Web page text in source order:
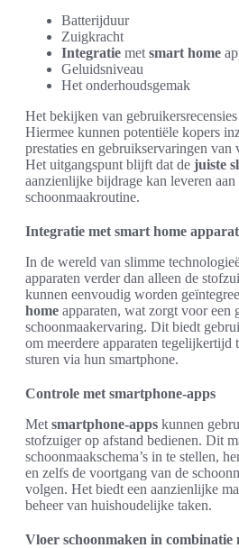
Batterijduur
Zuigkracht
Integratie met smart home
Geluidsniveau
Het onderhoudsgemak
Het bekijken van
Hiermee kunnen potentiële kopers
prestaties en gebruikservaringen van
Het uitgangspunt blijft dat de juiste
aanzienlijke bijdrage kan leveren
schoonmaakroutine.
Integratie met smart home
In de wereld van slimme
apparaten verder dan alleen de
kunnen eenvoudig worden
home apparaten, wat zorgt voor een
schoonmaakervaring. Dit biedt
om meerdere apparaten tegelijkertijd
sturen via hun smartphone.
Controle met smartphone-apps
Met smartphone-apps kunnen
stofzuiger op afstand bedienen. Dit
schoonmaakschema’s in te stellen,
en zelfs de voortgang van de
volgen. Het biedt een aanzienlijke
beheer van huishoudelijke taken.
Vloer schoonmaken in combinatie